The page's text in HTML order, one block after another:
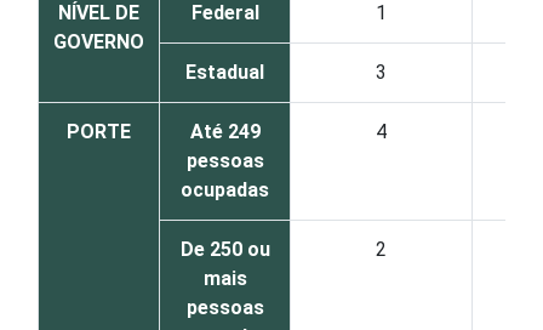
NÍVEL DE
GOVERNO
Federal 1
Estadual 3
PORTE
Até 249
pessoas
ocupadas
4
De 250 ou
mais
pessoas
2